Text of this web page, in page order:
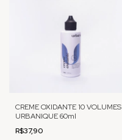
CREME OXIDANTE 10 VOLUMES
URBANIQUE 60ml
R$37,90